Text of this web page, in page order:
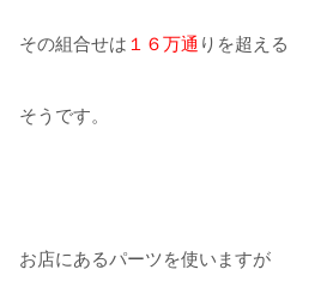
その組合せは １６万通 りを超える
そうです。
お店にあるパーツを使いますが